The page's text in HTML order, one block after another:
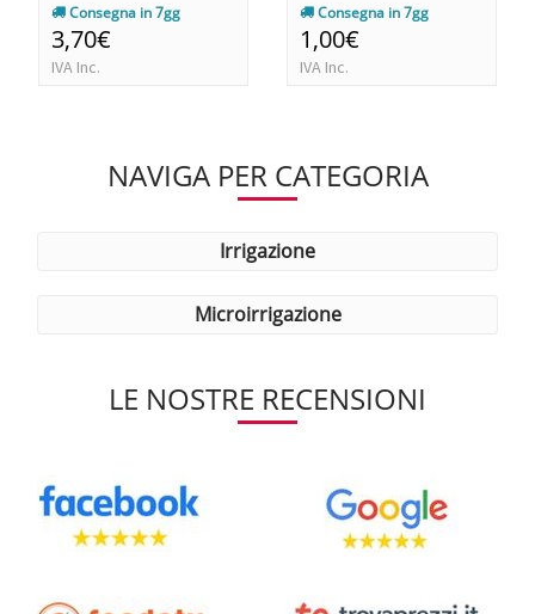
Consegna in 7gg
3,70€
IVA Inc.
Consegna in 7gg
1,00€
IVA Inc.
NAVIGA PER CATEGORIA
irrigazione
microirrigazione
LE NOSTRE RECENSIONI